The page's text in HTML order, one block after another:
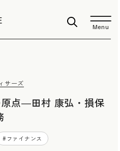
Menu
サーズ
点―田村 康弘・損保
#ファイナンス